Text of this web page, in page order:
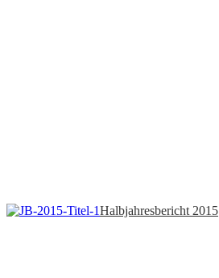
Halbjahresbericht 2015